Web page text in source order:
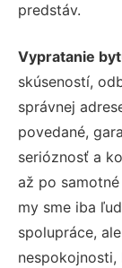
predstáv.
Vypratanie
skúseností,
správnej
povedané,
serióznosť a
až po
my sme iba
spolupráce,